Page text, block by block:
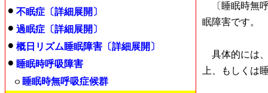
〔睡眠時無
眠障害です。
具体的には
上、もしくは
不眠症〔詳細展開〕
過眠症〔詳細展開〕
概日リズム睡眠障害〔詳細展開〕
睡眠時呼吸障害
睡眠時無呼吸症候群